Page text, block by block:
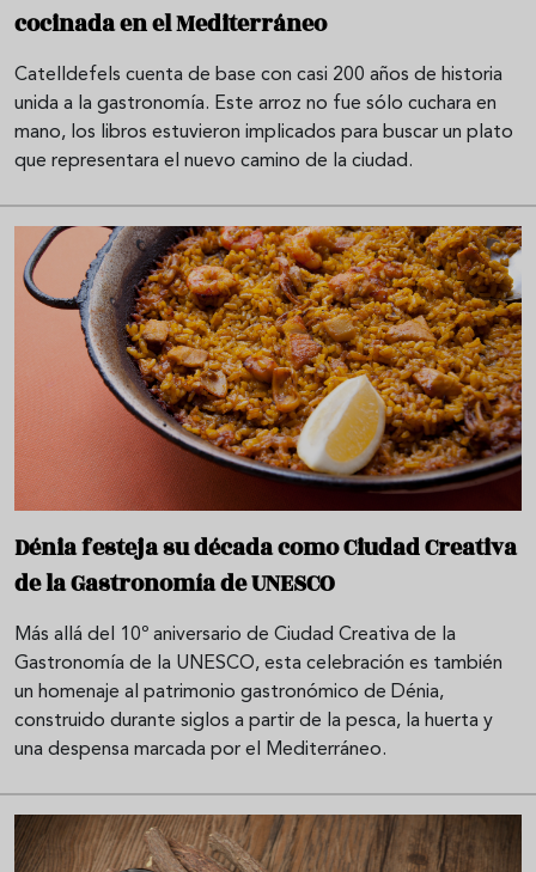
cocinada en el Mediterráneo
Catelldefels cuenta de base con casi 200 años de historia
unida a la gastronomía. Este arroz no fue sólo cuchara en
mano, los libros estuvieron implicados para buscar un plato
que representara el nuevo camino de la ciudad.
Dénia festeja su década como Ciudad Creativa
de la Gastronomía de UNESCO
Más allá del 10º aniversario de Ciudad Creativa de la
Gastronomía de la UNESCO, esta celebración es también
un homenaje al patrimonio gastronómico de Dénia,
construido durante siglos a partir de la pesca, la huerta y
una despensa marcada por el Mediterráneo.